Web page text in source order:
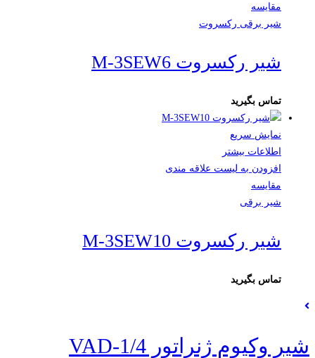
مقایسه
شیر برقی رکسروت
شیر رکسروت M-3SEW6
تماس بگیرید
نمایش سریع
اطلاعات بیشتر
افزودن به لیست علاقه مندی
مقایسه
شیر برقی
شیر رکسروت M-3SEW10
تماس بگیرید
شیر وکیوم ژنراتور VAD-1/4